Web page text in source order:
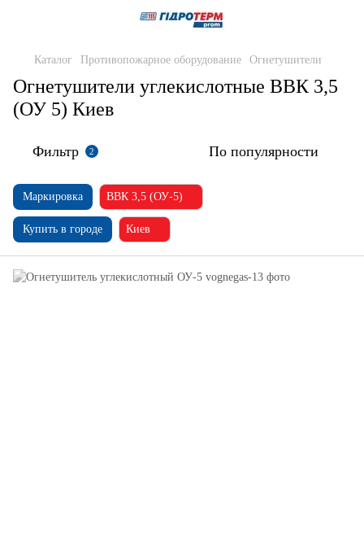
Каталог Противопожарное оборудование Огнетушители
Огнетушители углекислотные ВВК 3,5
(ОУ 5) Киев
Фильтр 2 По популярности
Маркировка ВВК 3,5 (ОУ-5)
Купить в городе Киев